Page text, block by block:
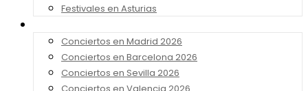
Festivales en Asturias
Conciertos en Madrid 2026
Conciertos en Barcelona 2026
Conciertos en Sevilla 2026